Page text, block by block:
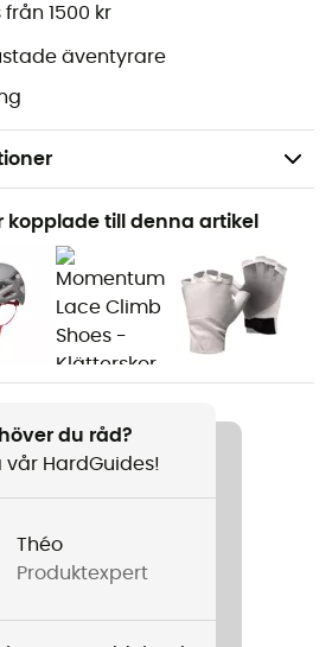
1500 kr
äventyrare
kopplade till denna artikel
du råd?
vår HardGuides!
Théo
Produktexpert